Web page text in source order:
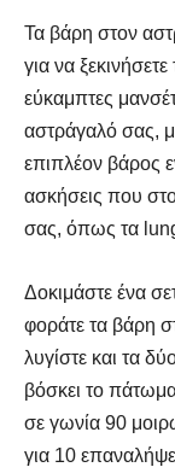
Τα βάρη στον
για να
εύκαμπτες
αστράγαλό σας,
επιπλέον βάρος
ασκήσεις που
σας, όπως τα
Δοκιμάστε ένα
φοράτε τα βάρη
λυγίστε και τα
βόσκει το
σε γωνία 90
για 10